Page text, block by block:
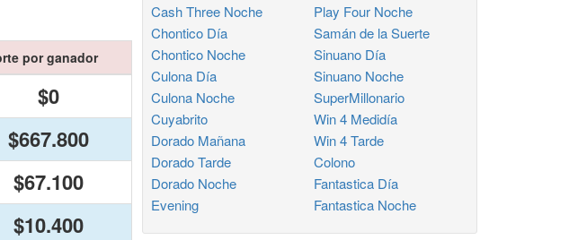
por ganador
$0
$667.800
$67.100
$10.400
Cash Three Noche
Chontico Día
Chontico Noche
Culona Día
Culona Noche
Cuyabrito
Dorado Mañana
Dorado Tarde
Dorado Noche
Evening
Play Four Noche
Samán de la Suerte
Sinuano Día
Sinuano Noche
SuperMillonario
Win 4 Medidía
Win 4 Tarde
Colono
Fantastica Día
Fantastica Noche